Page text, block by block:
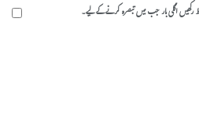
اگلی بار جب میں تبصرہ کرنے کےلیے۔